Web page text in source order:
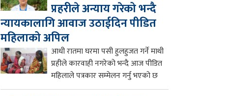
प्रहरीले अन्याय गरेको भन्दै
न्यायकालागि आवाज उठाईदिन पीडित
महिलाको अपिल
आधी रातमा घरमा पसी हुलहुजत गर्ने माथी
प्रहीले कारवाही नगरेको भन्दै आज पीडित
महिलाले पत्रकार सम्मेलन गर्नु भएको छ